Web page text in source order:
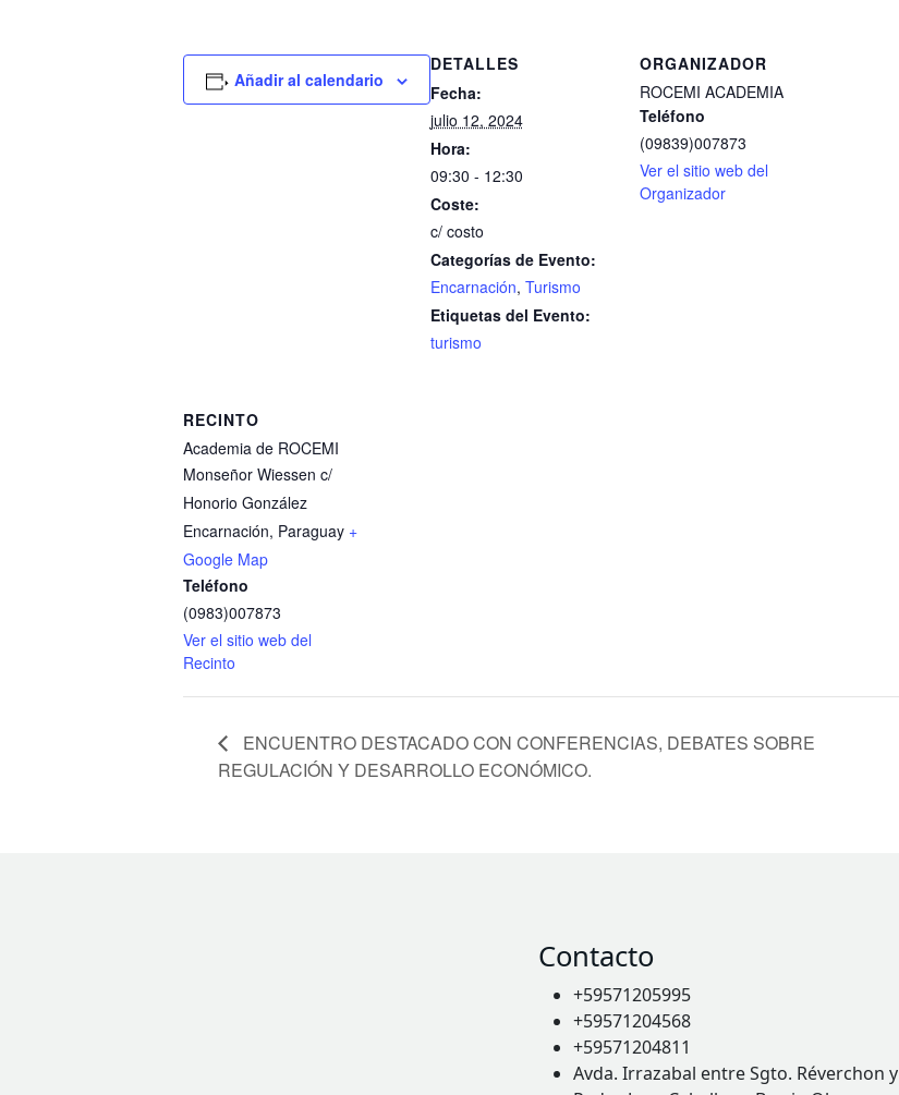
Añadir al calendario
DETALLES
Fecha:
julio 12, 2024
Hora:
09:30 - 12:30
Coste:
c/ costo
Categorías de Evento:
Encarnación, Turismo
Etiquetas del Evento:
turismo
ORGANIZADOR
ROCEMI ACADEMIA
Teléfono
(09839)007873
Ver el sitio web del
Organizador
RECINTO
Academia de ROCEMI
Monseñor Wiessen c/
Honorio González
Encarnación, Paraguay +
Google Map
Teléfono
(0983)007873
Ver el sitio web del
Recinto
ENCUENTRO DESTACADO CON CONFERENCIAS, DEBATES SOBRE
REGULACIÓN Y DESARROLLO ECONÓMICO.
Contacto
+59571205995
+59571204568
+59571204811
Avda. Irrazabal entre Sgto. Réverchon y